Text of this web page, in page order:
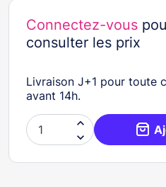
Connectez-vous
consulter les prix
Livraison J+1 pour toute
avant 14h.

